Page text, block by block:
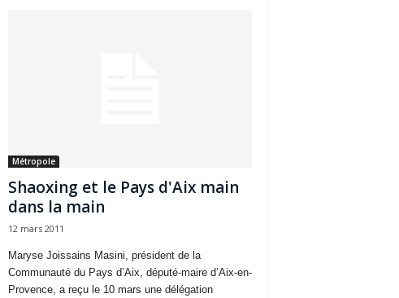
Métropole
Shaoxing et le Pays d'Aix main
dans la main
12 mars 2011
Maryse Joissains Masini, président de la
Communauté du Pays d’Aix, député-maire d’Aix-en-
Provence, a reçu le 10 mars une délégation